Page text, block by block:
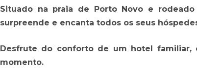
Situado na praia de Porto Novo e
surpreende e encanta todos os seus
Desfrute do conforto de um hotel
momento.